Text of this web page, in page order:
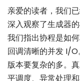
亲爱的读者，我们
深入观察了生成器
我们指出协程是如
回调清晰的并发 I/
版本要复杂的多。
平调度、异常处理和